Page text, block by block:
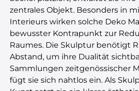
zentrales Objekt. Besonders in
Interieurs wirken solche Deko
bewusster Kontrapunkt zur
Raumes. Die Skulptur benötigt
Abstand, um ihre Dualität
Sammlungen zeitgenössischer
fügt sie sich nahtlos ein. Als